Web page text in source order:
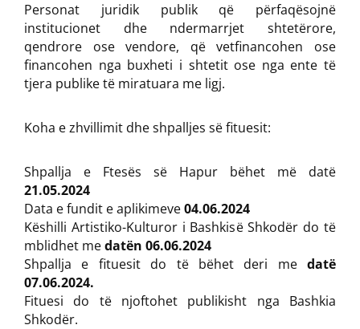
Personat juridik publik që përfaqësojnë
institucionet dhe ndermarrjet shtetërore,
qendrore ose vendore, që vetfinancohen ose
financohen nga buxheti i shtetit ose nga ente të
tjera publike të miratuara me ligj.
Koha e zhvillimit dhe shpalljes së fituesit:
Shpallja e Ftesës së Hapur bëhet më datë
21.05.2024
Data e fundit e aplikimeve04.06.2024
Këshilli Artistiko-Kulturor i Bashkisë Shkodër do të
mblidhet medatën 06.06.2024
Shpallja e fituesit do të bëhet deri me datë
07.06.2024.
Fituesi do të njoftohet publikisht nga Bashkia
Shkodër.